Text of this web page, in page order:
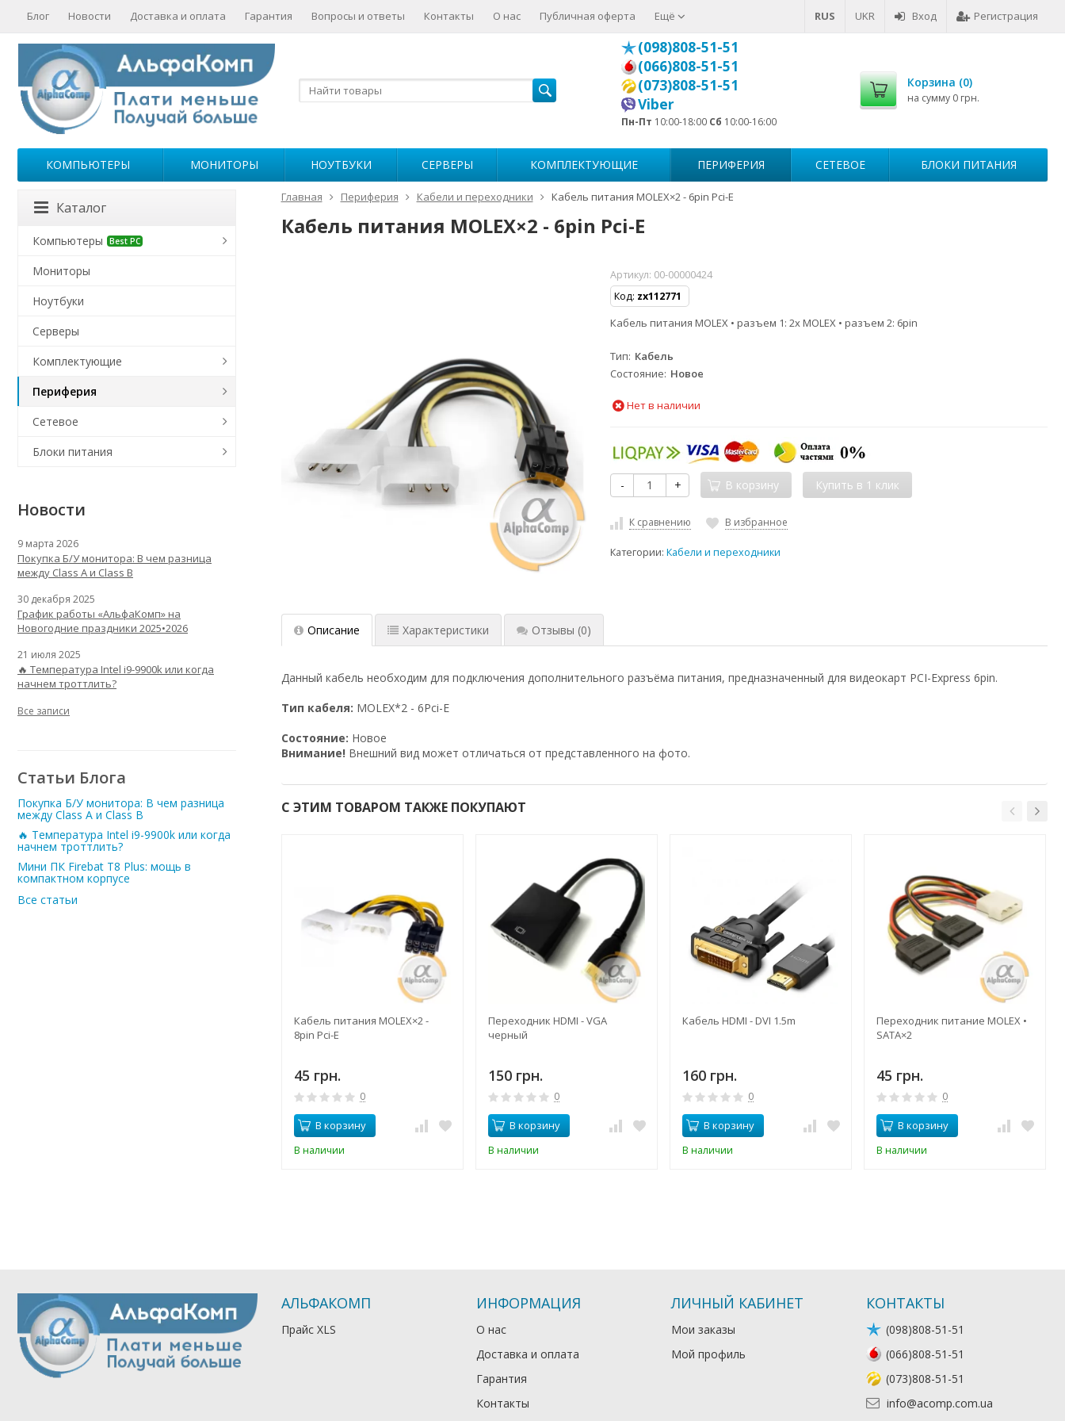
RUS UKR Вход Регистрация
Блог Новости Доставка и оплата Гарантия Вопросы и ответы Контакты О нас Публичная оферта Ещё
(098)808-51-51
(066)808-51-51
(073)808-51-51
Viber
Пн-Пт 10:00-18:00 Сб 10:00-16:00
Корзина (0)
на сумму 0 грн.
КОМПЬЮТЕРЫ МОНИТОРЫ НОУТБУКИ СЕРВЕРЫ КОМПЛЕКТУЮЩИЕ ПЕРИФЕРИЯ СЕТЕВОЕ БЛОКИ ПИТАНИЯ
Главная Периферия Кабели и переходники Кабель питания MOLEX×2 - 6pin Pci-E
Кабель питания MOLEX×2 - 6pin Pci-E
Артикул: 00-00000424
Код: zx112771
Кабель питания MOLEX • разъем 1: 2x MOLEX • разъем 2: 6pin
Тип Кабель
Состояние Новое
Нет в наличии
- + В корзину
К сравнению В избранное
Категории:Кабели и переходники
Описание Характеристики Отзывы (0)
Данный кабель необходим для подключения дополнительного разъёма питания, предназначенный для видеокарт PCI-Express 6pin.
Тип кабеля: MOLEX*2 - 6Pci-E
Состояние: Новое
Внимание! Внешний вид может отличаться от представленного на фото.
С ЭТИМ ТОВАРОМ ТАКЖЕ ПОКУПАЮТ
Кабель питания MOLEX×2 -
8pin Pci-E
45 грн.
0
В корзину
В наличии
Переходник HDMI - VGA
черный
150 грн.
0
В корзину
В наличии
Кабель HDMI - DVI 1.5m
160 грн.
0
В корзину
В наличии
Переходник питание MOLEX •
SATA×2
45 грн.
0
В корзину
В наличии
Каталог
Компьютеры Best PC
Мониторы
Ноутбуки
Серверы
Комплектующие
Периферия
Сетевое
Блоки питания
Новости
9 марта 2026
Покупка Б/У монитора: В чем разница
между Class A и Class B
30 декабря 2025
График работы «АльфаКомп» на
Новогодние праздники 2025•2026
21 июля 2025
🔥 Температура Intel i9-9900k или когда
начнем троттлить?
Все записи
Статьи Блога
Покупка Б/У монитора: В чем разница
между Class A и Class B
🔥 Температура Intel i9-9900k или когда
начнем троттлить?
Мини ПК Firebat T8 Plus: мощь в
компактном корпусе
Все статьи
АЛЬФАКОМП
Прайс XLS
ИНФОРМАЦИЯ
О нас
Доставка и оплата
Гарантия
Контакты
ЛИЧНЫЙ КАБИНЕТ
Мои заказы
Мой профиль
КОНТАКТЫ
(098)808-51-51
(066)808-51-51
(073)808-51-51
info@acomp.com.ua